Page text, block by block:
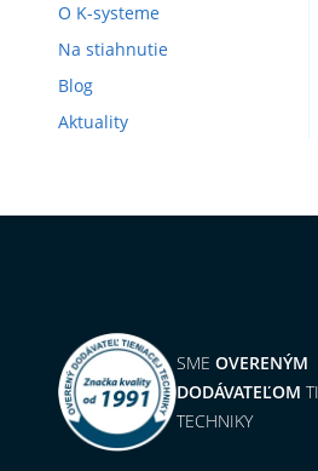
O K-systeme
Na stiahnutie
Blog
Aktuality
SME OVERENÝM
DODÁVATEĽOM
TECHNIKY